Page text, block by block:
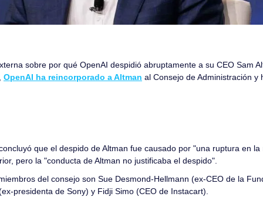
sobre por qué OpenAI despidió abruptamente a su CEO Sam
OpenAI ha reincorporado a Altman al Consejo de Administración y
que el despido de Altman fue causado por "una ruptura en
pero la "conducta de Altman no justificaba el despido".
del consejo son Sue Desmond-Hellmann (ex-CEO de la
presidenta de Sony) y Fidji Simo (CEO de Instacart).